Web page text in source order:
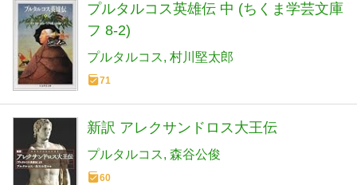
プルタルコス英雄伝 中 (ちくま学芸文庫
フ 8-2)
プルタルコス 村川堅太郎
71
新訳 アレクサンドロス大王伝
プルタルコス 森谷公俊
60